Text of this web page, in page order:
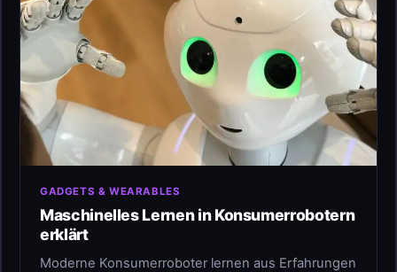
GADGETS & WEARABLES
Maschinelles Lernen in Konsumerrobotern
erklärt
Moderne Konsumerroboter lernen aus Erfahrungen